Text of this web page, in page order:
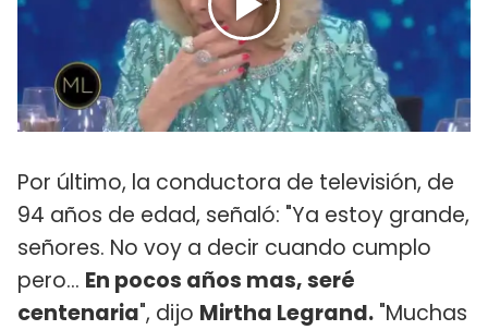
Por último, la conductora de televisión, de
94 años de edad, señaló: "Ya estoy grande,
señores. No voy a decir cuando cumplo
pero... En pocos años mas, seré
centenaria", dijo Mirtha Legrand. "Muchas